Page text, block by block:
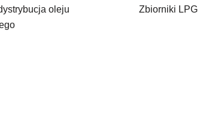
oleju
Zbiorniki LPG